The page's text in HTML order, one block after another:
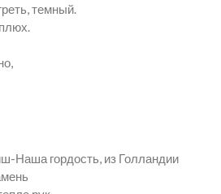
темный.
Наша гордость, из Голландии